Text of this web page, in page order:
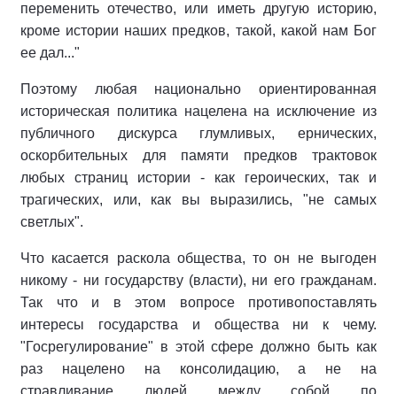
переменить отечество, или иметь другую историю,
кроме истории наших предков, такой, какой нам Бог
ее дал..."
Поэтому любая национально ориентированная
историческая политика нацелена на исключение из
публичного дискурса глумливых, ернических,
оскорбительных для памяти предков трактовок
любых страниц истории - как героических, так и
трагических, или, как вы выразились, "не самых
светлых".
Что касается раскола общества, то он не выгоден
никому - ни государству (власти), ни его гражданам.
Так что и в этом вопросе противопоставлять
интересы государства и общества ни к чему.
"Госрегулирование" в этой сфере должно быть как
раз нацелено на консолидацию, а не на
стравливание людей между собой по